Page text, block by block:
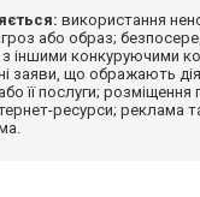
використання
або образ;
з іншими конкуруючими
заяви, що ображають
її послуги;
ресурси; реклама